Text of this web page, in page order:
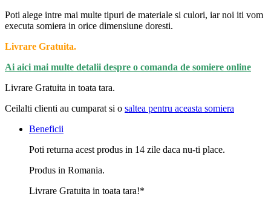
Poti alege intre mai multe tipuri de materiale si culori, iar noi iti vom
executa somiera in orice dimensiune doresti.
Livrare Gratuita.
Ai aici mai multe detalii despre o comanda de somiere online
Livrare Gratuita in toata tara.
Ceilalti clienti au cumparat si o saltea pentru aceasta somiera
Beneficii
Poti returna acest produs in 14 zile daca nu-ti place.
Produs in Romania.
Livrare Gratuita in toata tara!*